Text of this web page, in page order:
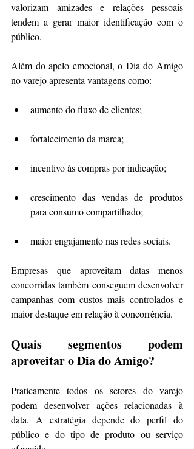
valorizam amizades e relações pessoais
tendem a gerar maior identificação com o
público.
Além do apelo emocional, o Dia do Amigo
no varejo apresenta vantagens como:
aumento do fluxo de clientes;
fortalecimento da marca;
incentivo às compras por indicação;
crescimento das vendas de produtos
para consumo compartilhado;
maior engajamento nas redes sociais.
Empresas que aproveitam datas menos
concorridas também conseguem desenvolver
campanhas com custos mais controlados e
maior destaque em relação à concorrência.
Quais segmentos podem
aproveitar o Dia do Amigo?
Praticamente todos os setores do varejo
podem desenvolver ações relacionadas à
data. A estratégia depende do perfil do
público e do tipo de produto ou serviço